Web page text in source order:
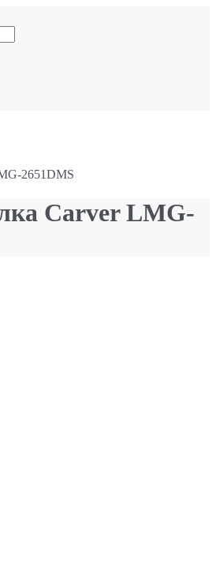
2651DMS
Carver LMG-